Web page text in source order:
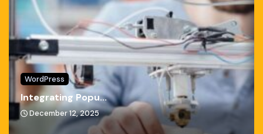
WordPress
Integrating Popu...
December 12, 2025